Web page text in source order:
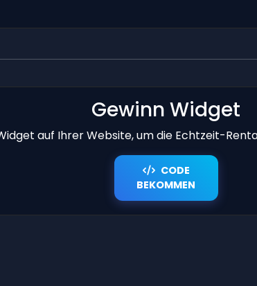
Gewinn Widget
auf Ihrer Website, um die Echtzeit-
CODE
BEKOMMEN